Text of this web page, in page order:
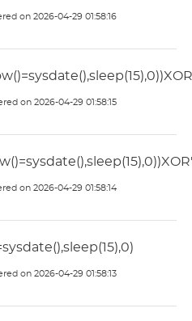
on 2026-04-29 01:58:16
on 2026-04-29 01:58:15
on 2026-04-29 01:58:14
on 2026-04-29 01:58:13